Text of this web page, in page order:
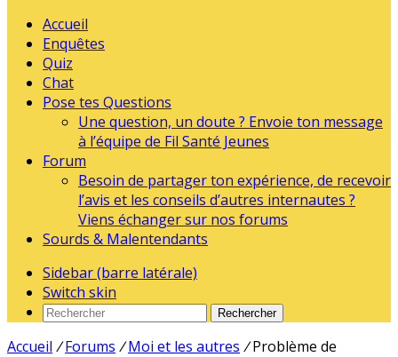
Accueil
Enquêtes
Quiz
Chat
Pose tes Questions
Une question, un doute ? Envoie ton message
à l’équipe de Fil Santé Jeunes
Forum
Besoin de partager ton expérience, de recevoir
l’avis et les conseils d’autres internautes ?
Viens échanger sur nos forums
Sourds & Malentendants
Sidebar (barre latérale)
Switch skin
Rechercher
Accueil / Forums / Moi et les autres / Problème de